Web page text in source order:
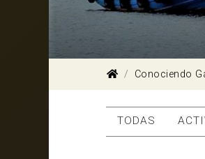
Conociendo
TODAS